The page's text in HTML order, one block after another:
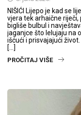
NIŠIĆI Lijepo je kad se
vjera tek arhaične
bigliše bulbul i
jaganjce što lelujaju na
išćući i prisvajajući
[…]
PROČITAJ VIŠE